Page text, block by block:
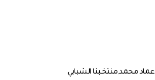
عماد محمد منتخبنا الشبابي